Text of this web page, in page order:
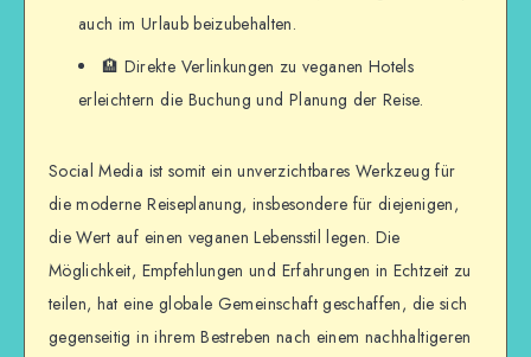
auch im Urlaub beizubehalten.
🏨 Direkte Verlinkungen zu veganen Hotels
erleichtern die Buchung und Planung der Reise.
Social Media ist somit ein unverzichtbares Werkzeug für
die moderne Reiseplanung, insbesondere für diejenigen,
die Wert auf einen veganen Lebensstil legen. Die
Möglichkeit, Empfehlungen und Erfahrungen in Echtzeit zu
teilen, hat eine globale Gemeinschaft geschaffen, die sich
gegenseitig in ihrem Bestreben nach einem nachhaltigeren